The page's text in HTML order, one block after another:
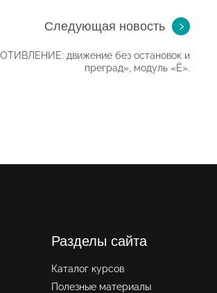
Следующая новость
движение без остановок и
преград», модуль «Ё».
Разделы сайта
Каталог курсов
Полезные материалы